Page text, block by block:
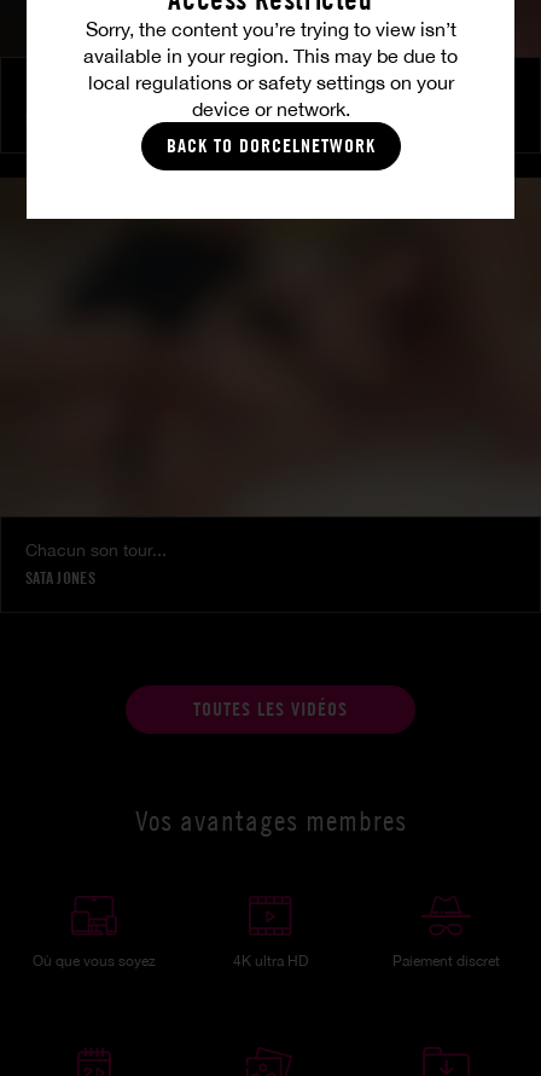
Sorry, the content you’re trying to view isn’t
available in your region. This may be due to
local regulations or safety settings on your
device or network.
BACK TO DORCELNETWORK
Luxure by Shalina
Chacun son tour...
SATA JONES
TOUTES LES VIDÉOS
Vos avantages membres
Où que vous soyez 4K ultra HD Paiement discret